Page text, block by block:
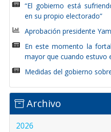
“El gobierno está
en su propio electorado”
Aprobación presidente
En este momento la
mayor que cuando estuvo
Medidas del gobierno
Archivo
2026